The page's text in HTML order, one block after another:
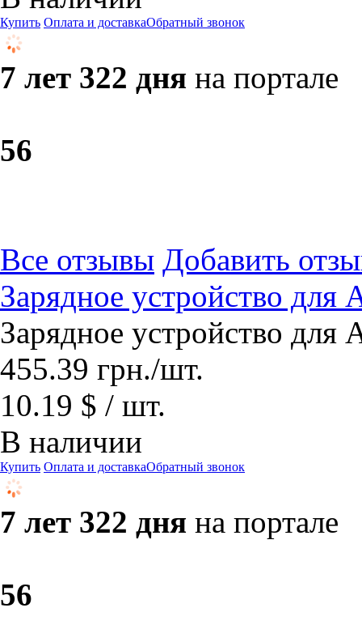
Купить Оплата и доставкаОбратный звонок
7 лет 322 дня на портале
56
Все отзывы Добавить
Зарядное устройство
Зарядное устройство
455.39 грн./шт.
10.19 $ / шт.
В наличии
Купить Оплата и доставкаОбратный звонок
7 лет 322 дня на портале
56